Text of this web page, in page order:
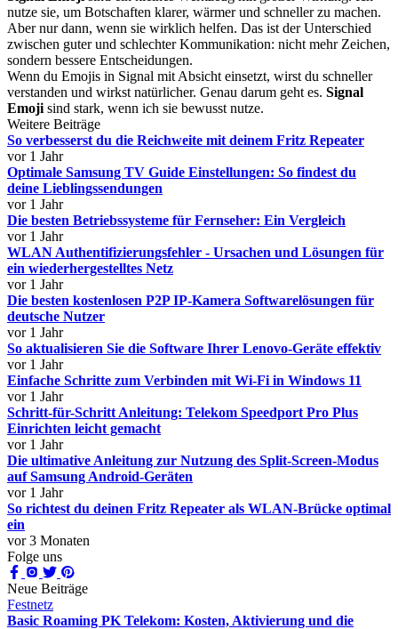
nutze sie, um Botschaften klarer, wärmer und schneller zu machen.
Aber nur dann, wenn sie wirklich helfen. Das ist der Unterschied
zwischen guter und schlechter Kommunikation: nicht mehr Zeichen,
sondern bessere Entscheidungen.
Wenn du Emojis in Signal mit Absicht einsetzt, wirst du schneller
verstanden und wirkst natürlicher. Genau darum geht es. Signal
Emoji sind stark, wenn ich sie bewusst nutze.
Weitere Beiträge
So verbesserst du die Reichweite mit deinem Fritz Repeater
vor 1 Jahr
Optimale Samsung TV Guide Einstellungen: So findest du
deine Lieblingssendungen
vor 1 Jahr
Die besten Betriebssysteme für Fernseher: Ein Vergleich
vor 1 Jahr
WLAN Authentifizierungsfehler - Ursachen und Lösungen für
ein wiederhergestelltes Netz
vor 1 Jahr
Die besten kostenlosen P2P IP-Kamera Softwarelösungen für
deutsche Nutzer
vor 1 Jahr
So aktualisieren Sie die Software Ihrer Lenovo-Geräte effektiv
vor 1 Jahr
Einfache Schritte zum Verbinden mit Wi-Fi in Windows 11
vor 1 Jahr
Schritt-für-Schritt Anleitung: Telekom Speedport Pro Plus
Einrichten leicht gemacht
vor 1 Jahr
Die ultimative Anleitung zur Nutzung des Split-Screen-Modus
auf Samsung Android-Geräten
vor 1 Jahr
So richtest du deinen Fritz Repeater als WLAN-Brücke optimal
ein
vor 3 Monaten
Folge uns
Neue Beiträge
Festnetz
Basic Roaming PK Telekom: Kosten, Aktivierung und die